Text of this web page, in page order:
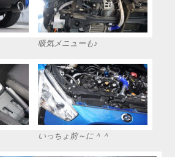
吸気メニューも♪
いっちょ前～に＾＾